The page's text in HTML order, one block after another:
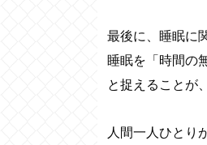
最後に、睡眠に
睡眠を「時間の
と捉えることが
人間一人ひとり